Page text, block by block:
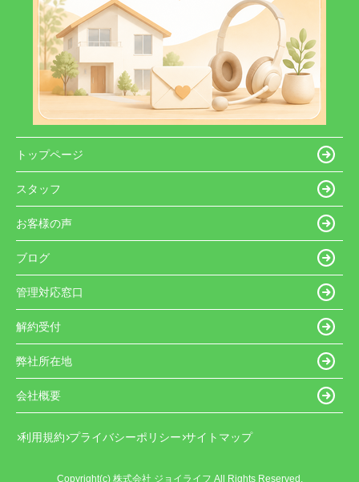
トップページ
スタッフ
お客様の声
ブログ
管理対応窓口
解約受付
弊社所在地
会社概要
利用規約 プライバシーポリシー サイトマップ
Copyright(c) 株式会社 ジョイライフ All Rights Reserved.